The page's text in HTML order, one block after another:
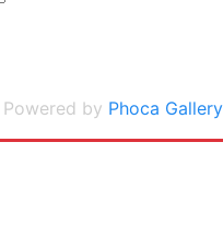
Powered by Phoca Gallery